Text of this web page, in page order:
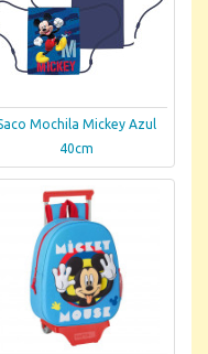
Mochila Mickey Azul
40cm